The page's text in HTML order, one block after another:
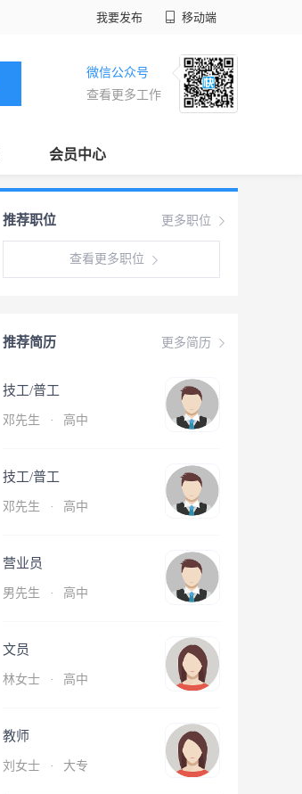
我要发布 移动端
微信公众号
查看更多工作
会员中心
更多职位
推荐职位
查看更多职位
更多简历
推荐简历
技工/普工
邓先生 · 高中
技工/普工
邓先生 · 高中
营业员
男先生 · 高中
文员
林女士 · 高中
教师
刘女士 · 大专